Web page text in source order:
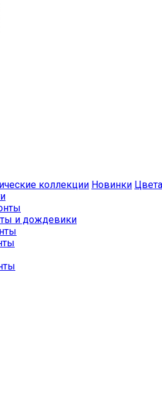
коллекции Новинки Цвета
и дождевики